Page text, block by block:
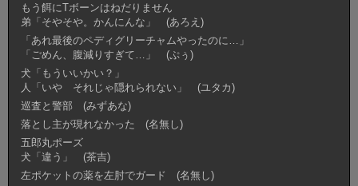
もう餌にTボーンはねだりません
弟「そやそや。かんにんな」 (あろえ)
「あれ最後のペディグリーチャムやったのに…」
「ごめん、腹減りすぎて…」 (ぷぅ)
犬「もういいかい？」
人「いや それじゃ隠れられない」 (ユタカ)
巡査と警部 (みずあな)
落とし主が現れなかった (名無し)
五郎丸ポーズ
犬「違う」 (茶吉)
左ポケットの薬を左肘でガード (名無し)